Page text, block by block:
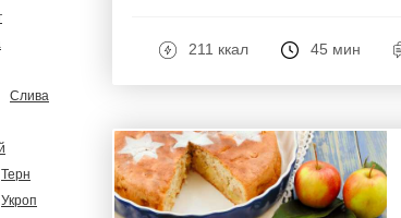
Слива
Терн
Укроп
211 ккал 45 мин